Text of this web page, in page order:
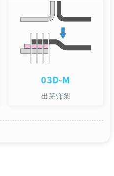
03D-M
出芽饰条